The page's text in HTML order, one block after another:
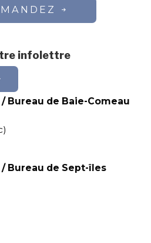
infolettre
Bureau de Baie-Comeau
Bureau de Sept-îles